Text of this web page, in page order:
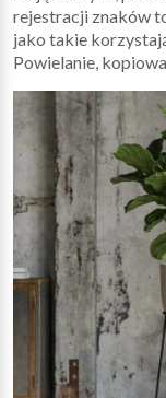
rejestracji znaków
jako takie
Powielanie,